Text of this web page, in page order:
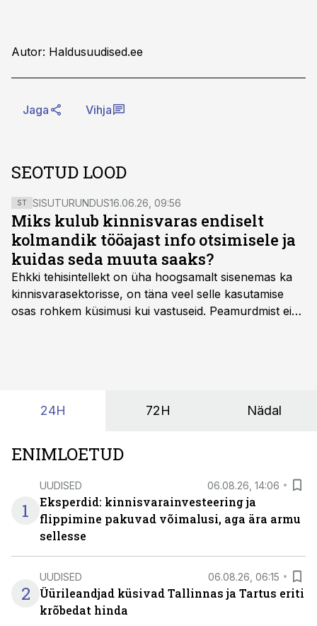
Autor: Haldusuudised.ee
Jaga Vihja
SEOTUD LOOD
ST SISUTURUNDUS16.06.26, 09:56
Miks kulub kinnisvaras endiselt
kolmandik tööajast info otsimisele ja
kuidas seda muuta saaks?
Ehkki tehisintellekt on üha hoogsamalt sisenemas ka
kinnisvarasektorisse, on täna veel selle kasutamise
osas rohkem küsimusi kui vastuseid. Peamurdmist ei
24H 72H Nädal
ENIMLOETUD
1
UUDISED 06.08.26, 14:06
Eksperdid: kinnisvarainvesteering ja
flippimine pakuvad võimalusi, aga ära armu
sellesse
2
UUDISED 06.08.26, 06:15
Üürileandjad küsivad Tallinnas ja Tartus eriti
krõbedat hinda